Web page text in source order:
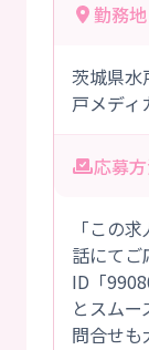
勤務地
茨城県
戸メディ
応募
「この
話にて
ID「
とスム
問合せも